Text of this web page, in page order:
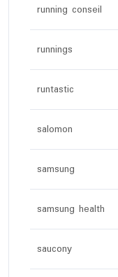
running conseil
runnings
runtastic
salomon
samsung
samsung health
saucony